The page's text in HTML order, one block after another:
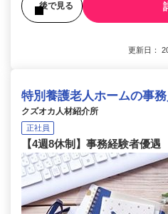
後で見る
更新日：
特別養護老人ホームの事
クズオカ人材紹介所
正社員
【4週8休制】事務経験者優